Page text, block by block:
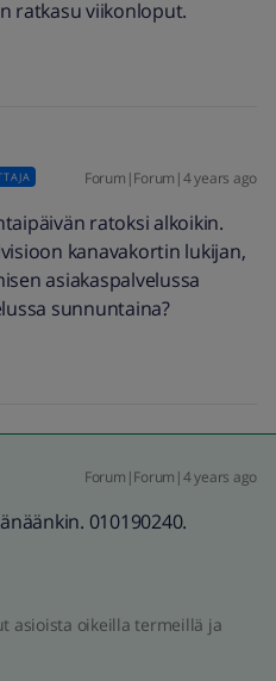
ratkasu viikonloput.
Forum|Forum|4 years ago
ratoksi alkoikin.
kanavakortin lukijan,
asiakaspalvelussa
sunnuntaina?
Forum|Forum|4 years ago
010190240.
asioista oikeilla termeillä ja